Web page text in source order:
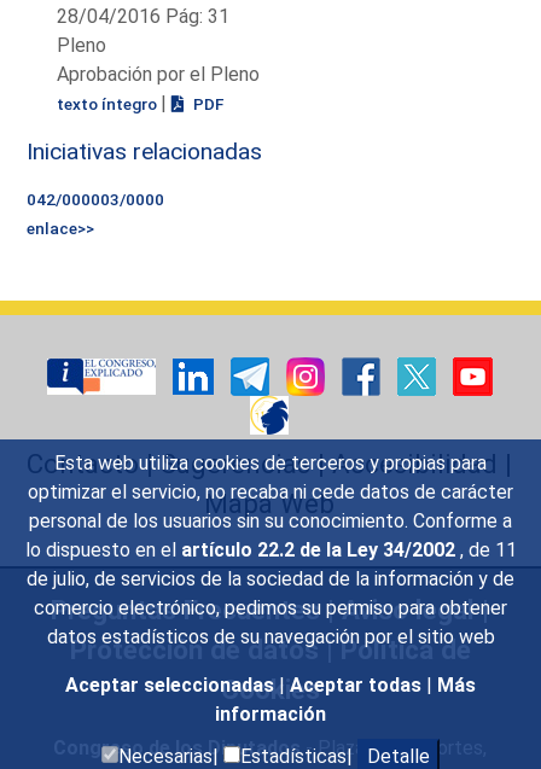
Esta web utiliza cookies de terceros y propias para
optimizar el servicio, no recaba ni cede datos de carácter
personal de los usuarios sin su conocimiento. Conforme a
lo dispuesto en el artículo 22.2 de la Ley 34/2002 , de 11
de julio, de servicios de la sociedad de la información y de
comercio electrónico, pedimos su permiso para obtener
datos estadísticos de su navegación por el sitio web
Aceptar seleccionadas | Aceptar todas | Más
información
Necesarias|
Estadísticas| Detalle
28/04/2016 Pág: 31
Pleno
Aprobación por el Pleno
texto íntegro | PDF
Iniciativas relacionadas
042/000003/0000
enlace>>
Contacto|Sugerencias|Accesibilidad |
Mapa Web
Preguntas Frecuentes|Aviso legal|
Protección de datos|Política de
Cookies
Congreso de los Diputados- Plaza de las Cortes,